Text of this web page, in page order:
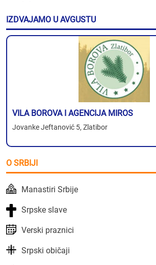
IZDVAJAMO U AVGUSTU
VILA BOROVA I AGENCIJA MIROS
Jovanke Jeftanović 5, Zlatibor
O SRBIJI
Manastiri Srbije
Srpske slave
Verski praznici
Srpski običaji